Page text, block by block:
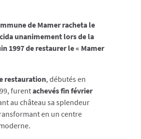
de Mamer racheta le
unanimement lors de la
1997 de restaurer le « Mamer
restauration, débutés en
furentachevés fin février
au château sa splendeur
en un centre